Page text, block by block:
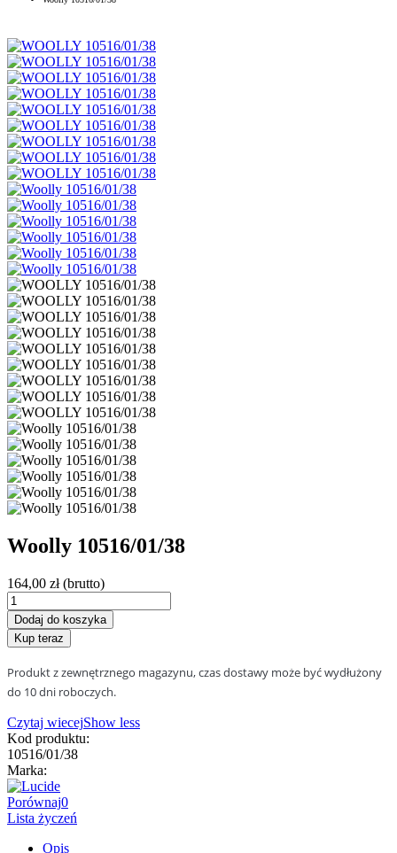
Woolly 10516/01/38
164,00 zł (brutto)
Dodaj do koszyka
Kup teraz
Produkt z zewnętrznego magazynu, czas dostawy może być wydłużony
do 10 dni roboczych.
Czytaj wiecejShow less
Kod produktu:
10516/01/38
Marka:
Porównaj0
Lista życzeń
Opis